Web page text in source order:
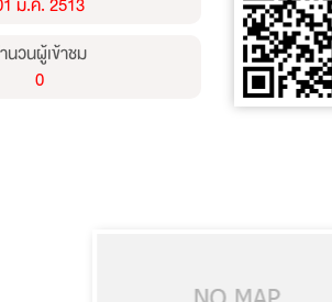
ม.ค. 2513
นวนผู้เข้าชม
0